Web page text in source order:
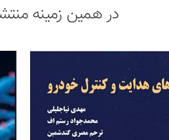
در همین زمینه